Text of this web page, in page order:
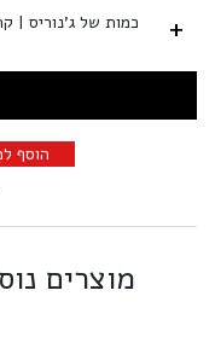
+ כמות של ג'נוריס | קרם
הוסף
מוצרים